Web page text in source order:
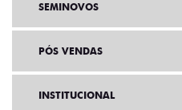
SEMINOVOS
PÓS VENDAS
INSTITUCIONAL